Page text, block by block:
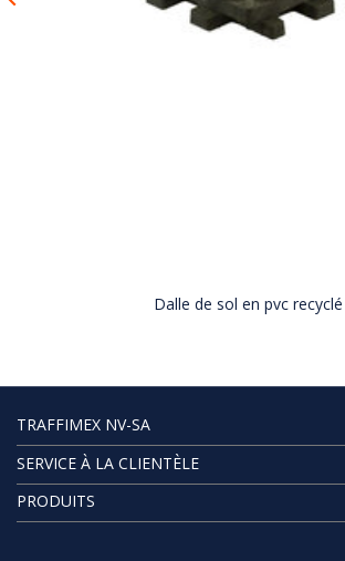
Dalle de sol en pvc recyclé
TRAFFIMEX NV-SA
SERVICE À LA CLIENTÈLE
PRODUITS